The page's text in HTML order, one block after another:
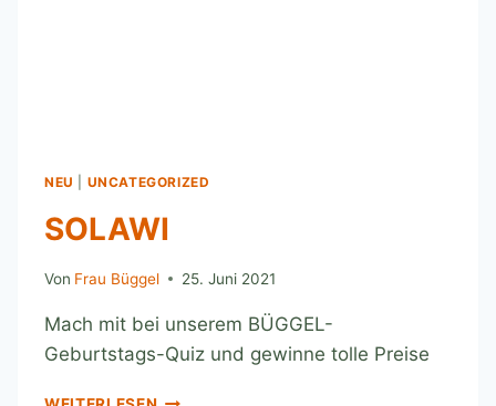
NEU UNCATEGORIZED
SOLAWI
Von Frau Büggel 25. Juni 2021
Mach mit bei unserem BÜGGEL-
Geburtstags-Quiz und gewinne tolle Preise